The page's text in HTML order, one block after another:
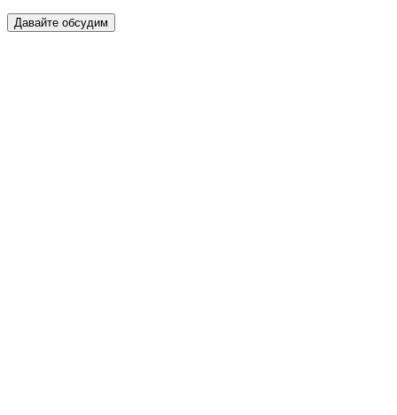
Давайте обсудим